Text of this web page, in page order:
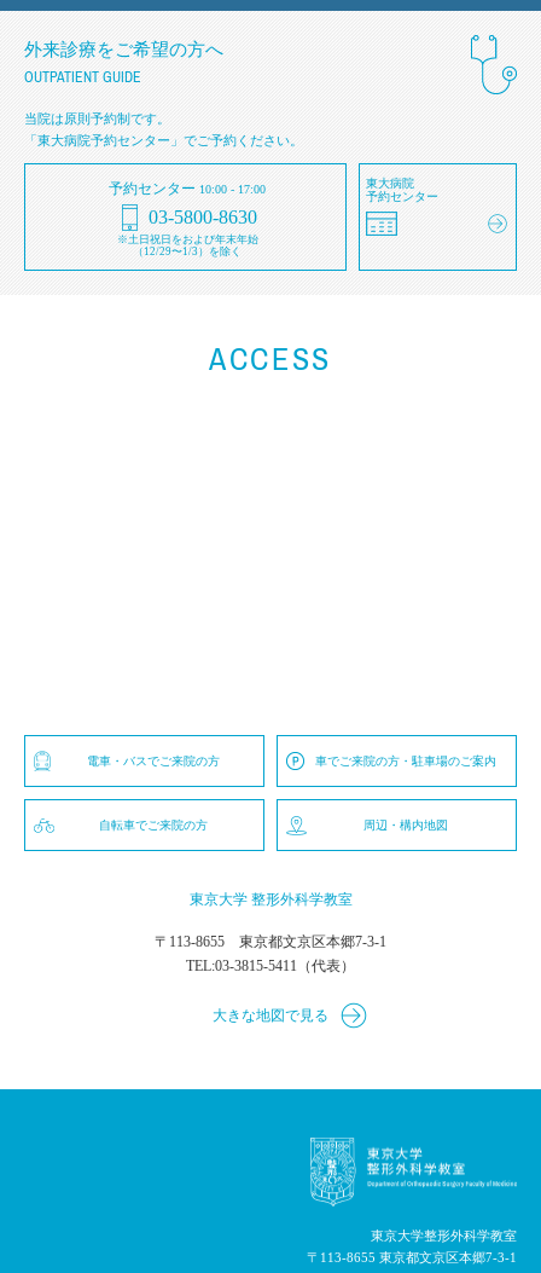
外来診療をご希望の方へ
OUTPATIENT GUIDE
当院は原則予約制です。
「東大病院予約センター」でご予約ください。
予約センター 10:00 - 17:00
03-5800-8630
※土日祝日をおよび年末年始
（12/29〜1/3）を除く
東大病院
予約センター
ACCESS
電車・バスでご来院の方 車でご来院の方・駐車場のご案内
自転車でご来院の方 周辺・構内地図
東京大学 整形外科学教室
〒113-8655 東京都文京区本郷7-3-1
TEL:03-3815-5411 （代表）
大きな地図で見る
東京大学整形外科学教室
〒113-8655 東京都文京区本郷7-3-1